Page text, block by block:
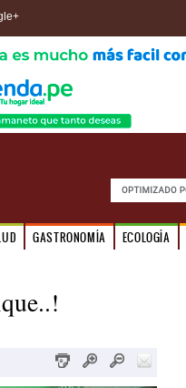
GASTRONOMÍA ECOLOGÍA